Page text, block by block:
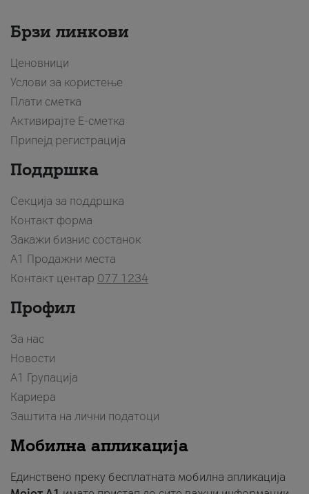
Брзи линкови
Ценовници
Услови за користење
Плати сметка
Активирајте Е-сметка
Припејд регистрација
Поддршка
Секција за поддршка
Контакт форма
Закажи бизнис состанок
A1 Продажни места
Контакт центар 077 1234
Профил
За нас
Новости
А1 Групација
Кариера
Заштита на лични податоци
Мобилна апликација
Единствено преку бесплатната мобилна апликација